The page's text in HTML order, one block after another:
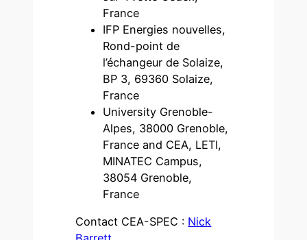
France
IFP Energies nouvelles,
Rond-point de
l’échangeur de Solaize,
BP 3, 69360 Solaize,
France
University Grenoble-
Alpes, 38000 Grenoble,
France and CEA, LETI,
MINATEC Campus,
38054 Grenoble,
France
Contact CEA-SPEC : Nick